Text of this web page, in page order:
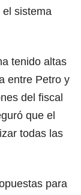
sistema
tenido altas
entre Petro y
del fiscal
que el
todas las
para